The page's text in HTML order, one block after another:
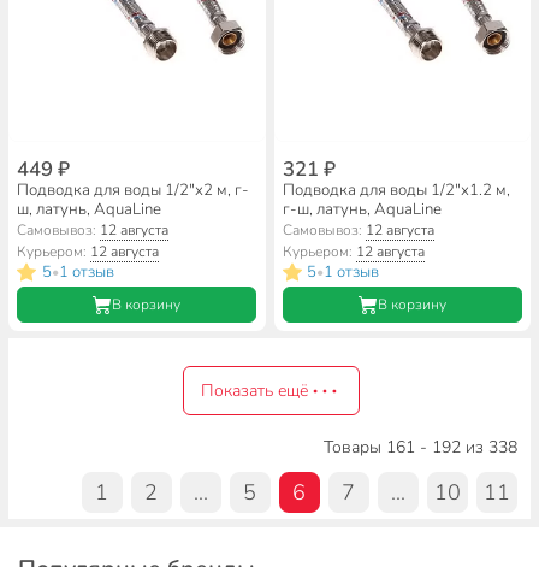
449 ₽
Подводка для воды 1/2"х2 м, г-
ш, латунь, AquaLine
Самовывоз: 12 августа
Курьером: 12 августа
5•1 отзыв
В корзину
321 ₽
Подводка для воды 1/2"х1.2 м,
г-ш, латунь, AquaLine
Самовывоз: 12 августа
Курьером: 12 августа
5•1 отзыв
В корзину
Показать ещё
Товары 161 - 192 из 338
1 2 ... 5 6 7 ... 10 11